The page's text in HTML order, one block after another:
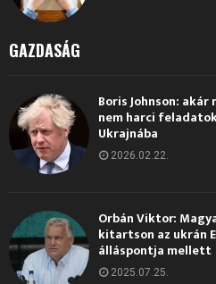
GAZDASÁG
Boris Johnson:
nem harci
Ukrajnába
2026.02.22.
Orbán Viktor:
kitartson az ukrán
álláspontja mellett
2025.07.25.